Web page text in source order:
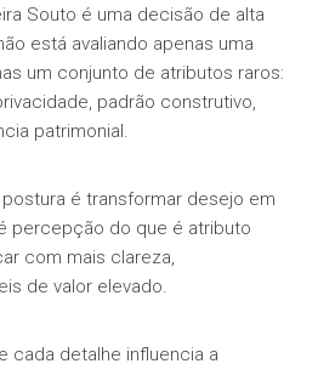
Souto é uma decisão de alta
está avaliando apenas uma
um conjunto de atributos raros:
padrão construtivo,
patrimonial.
é transformar desejo em
percepção do que é atributo
com mais clareza,
de valor elevado.
cada detalhe influencia a